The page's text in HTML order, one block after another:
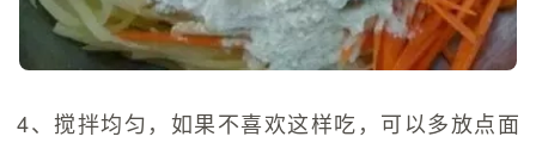
4、搅拌均匀，如果不喜欢这样吃，可以多放点面